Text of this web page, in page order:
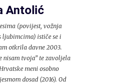
Antolić
(povijest, vožnja
ljubimcima) ističe se i
otkrila davne 2003.
nisam tvoja” te zavoljela
meni osobno
dosad (2016). Od